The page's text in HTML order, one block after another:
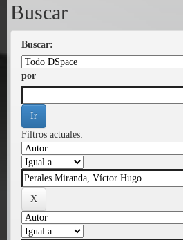
Buscar
Buscar:
por
Filtros actuales: